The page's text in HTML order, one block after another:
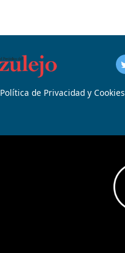
Política de Privacidad y Cookies